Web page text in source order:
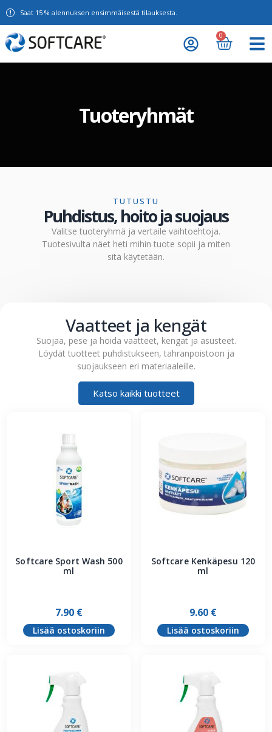
Saat 15 % alennuksen ensimmäisestä tilauksesta.
0
Tuoteryhmät
TUTUSTU
Puhdistus, hoito ja suojaus
Valitse tuoteryhmä ja vertaile vaihtoehtoja.
Tuotesivulta näet heti mihin tuote sopii ja miten
sitä käytetään.
Vaatteet ja kengät
Suojaa, pese ja hoida vaatteet, kengät ja asusteet.
Löydät tuotteet puhdistukseen, tahranpoistoon ja
suojaukseen eri materiaaleille.
Katso kaikki tuotteet
Softcare Sport Wash 500
ml
7.90 €
Lisää ostoskoriin
Softcare Kenkäpesu 120
ml
9.60 €
Lisää ostoskoriin